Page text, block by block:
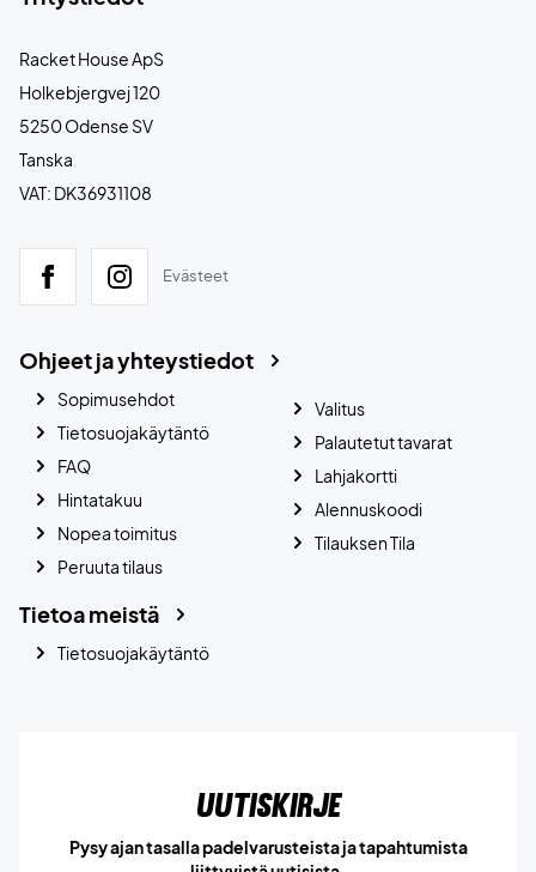
Racket House ApS
Holkebjergvej 120
5250 Odense SV
Tanska
VAT: DK36931108
Evästeet
Ohjeet ja yhteystiedot
Sopimusehdot
Tietosuojakäytäntö
FAQ
Hintatakuu
Nopea toimitus
Peruuta tilaus
Valitus
Palautetut tavarat
Lahjakortti
Alennuskoodi
Tilauksen Tila
Tietoa meistä
Tietosuojakäytäntö
Uutiskirje
Pysy ajan tasalla padelvarusteista ja tapahtumista